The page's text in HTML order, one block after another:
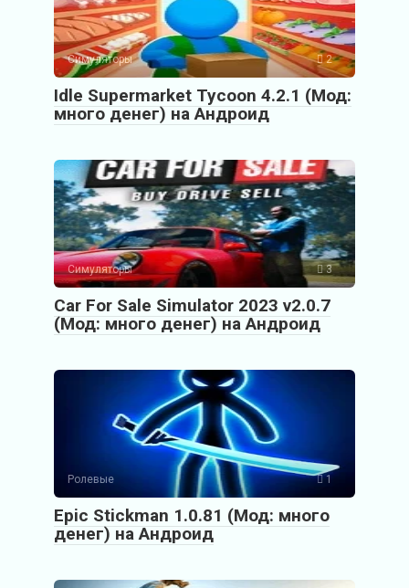
Симуляторы 2
Idle Supermarket Tycoon 4.2.1 (Мод:
много денег) на Андроид
Симуляторы 3
Car For Sale Simulator 2023 v2.0.7
(Мод: много денег) на Андроид
Ролевые 1
Epic Stickman 1.0.81 (Мод: много
денег) на Андроид